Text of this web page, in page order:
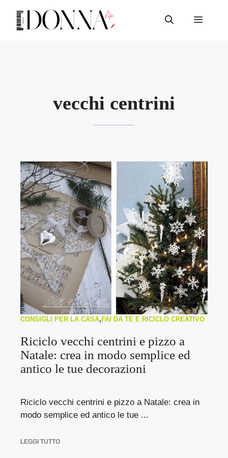
contenuto
Menu
vecchi centrini
CONSIGLI PER LA CASA, FAI DA TE E RICICLO CREATIVO
Riciclo vecchi centrini e pizzo a
Natale: crea in modo semplice ed
antico le tue decorazioni
Riciclo vecchi centrini e pizzo a Natale: crea in
modo semplice ed antico le tue ...
LEGGI TUTTO